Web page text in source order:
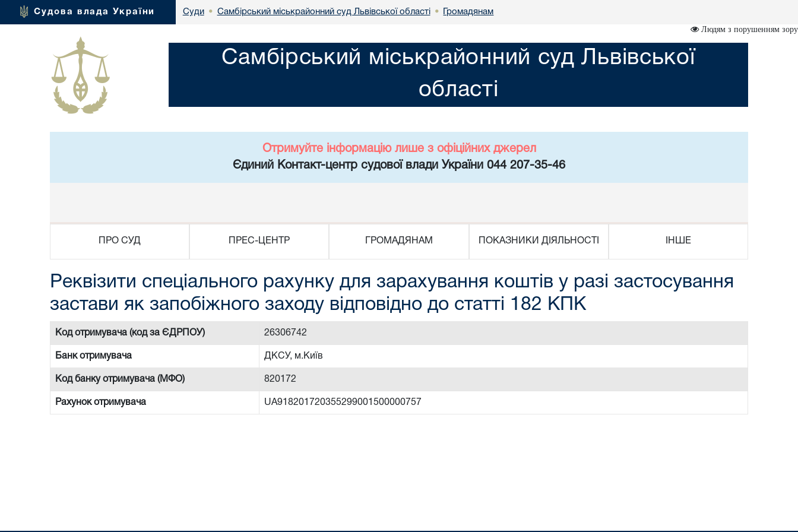
Судова влада України Суди • Самбірський міськрайонний суд Львівської області • Громадянам
Людям з порушенням зору
Самбірський міськрайонний суд Львівської
області
Отримуйте інформацію лише з офіційних джерел
Єдиний Контакт-центр судової влади України 044 207-35-46
ПРО СУД ПРЕС-ЦЕНТР ГРОМАДЯНАМ ПОКАЗНИКИ ДІЯЛЬНОСТІ ІНШЕ
Реквізити спеціального рахунку для зарахування коштів у разі застосування
застави як запобіжного заходу відповідно до статті 182 КПК
Код отримувача (код за ЄДРПОУ) 26306742
Банк отримувача ДКСУ, м.Київ
Код банку отримувача (МФО) 820172
Рахунок отримувача UA918201720355299001500000757